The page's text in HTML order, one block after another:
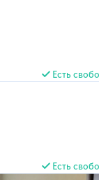
Есть
Есть